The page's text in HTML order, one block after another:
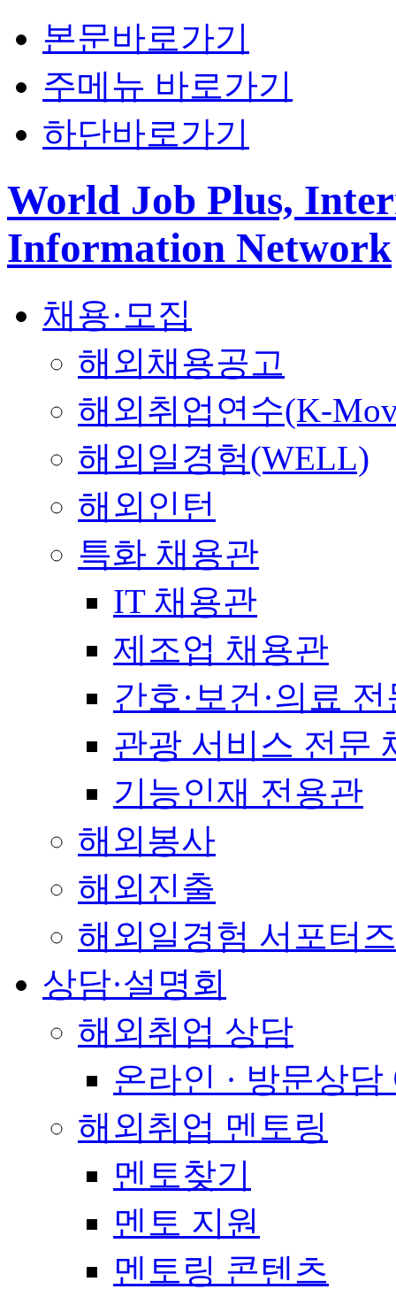
본문바로가기
주메뉴 바로가기
하단바로가기
World Job Plus,
Information Network
채용·모집
해외채용공고
해외취업연수(K-
해외일경험(WELL)
해외인턴
특화 채용관
IT 채용관
제조업 채용관
간호·보건·의료
관광 서비스 전문
기능인재 전용관
해외봉사
해외진출
해외일경험 서포터
상담·설명회
해외취업 상담
온라인 · 방문상담
해외취업 멘토링
멘토찾기
멘토 지원
멘토링 콘텐츠